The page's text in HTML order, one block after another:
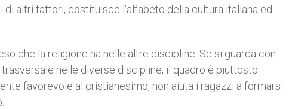
altri fattori, costituisce l’alfabeto della cultura italiana ed
che la religione ha nelle altre discipline. Se si guarda con
nelle diverse discipline, il quadro è piuttosto
favorevole al cristianesimo, non aiuta i ragazzi a formarsi